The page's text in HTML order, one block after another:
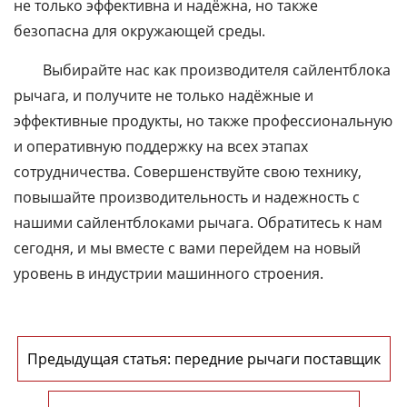
не только эффективна и надёжна, но также
безопасна для окружающей среды.
Выбирайте нас как производителя сайлентблока
рычага, и получите не только надёжные и
эффективные продукты, но также профессиональную
и оперативную поддержку на всех этапах
сотрудничества. Совершенствуйте свою технику,
повышайте производительность и надежность с
нашими сайлентблоками рычага. Обратитесь к нам
сегодня, и мы вместе с вами перейдем на новый
уровень в индустрии машинного строения.
Предыдущая статья: передние рычаги поставщик